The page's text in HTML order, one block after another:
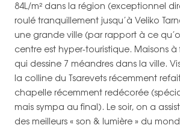
84L/m² dans la région (exceptionnel
roulé tranquillement jusqu’à Veliko
une grande ville (par rapport à ce
centre est hyper-touristique. Maisons
qui dessine 7 méandres dans la ville.
la colline du Tsarevets récemment
chapelle récemment redécorée
mais sympa au final). Le soir, on a
des meilleurs « son & lumière » du